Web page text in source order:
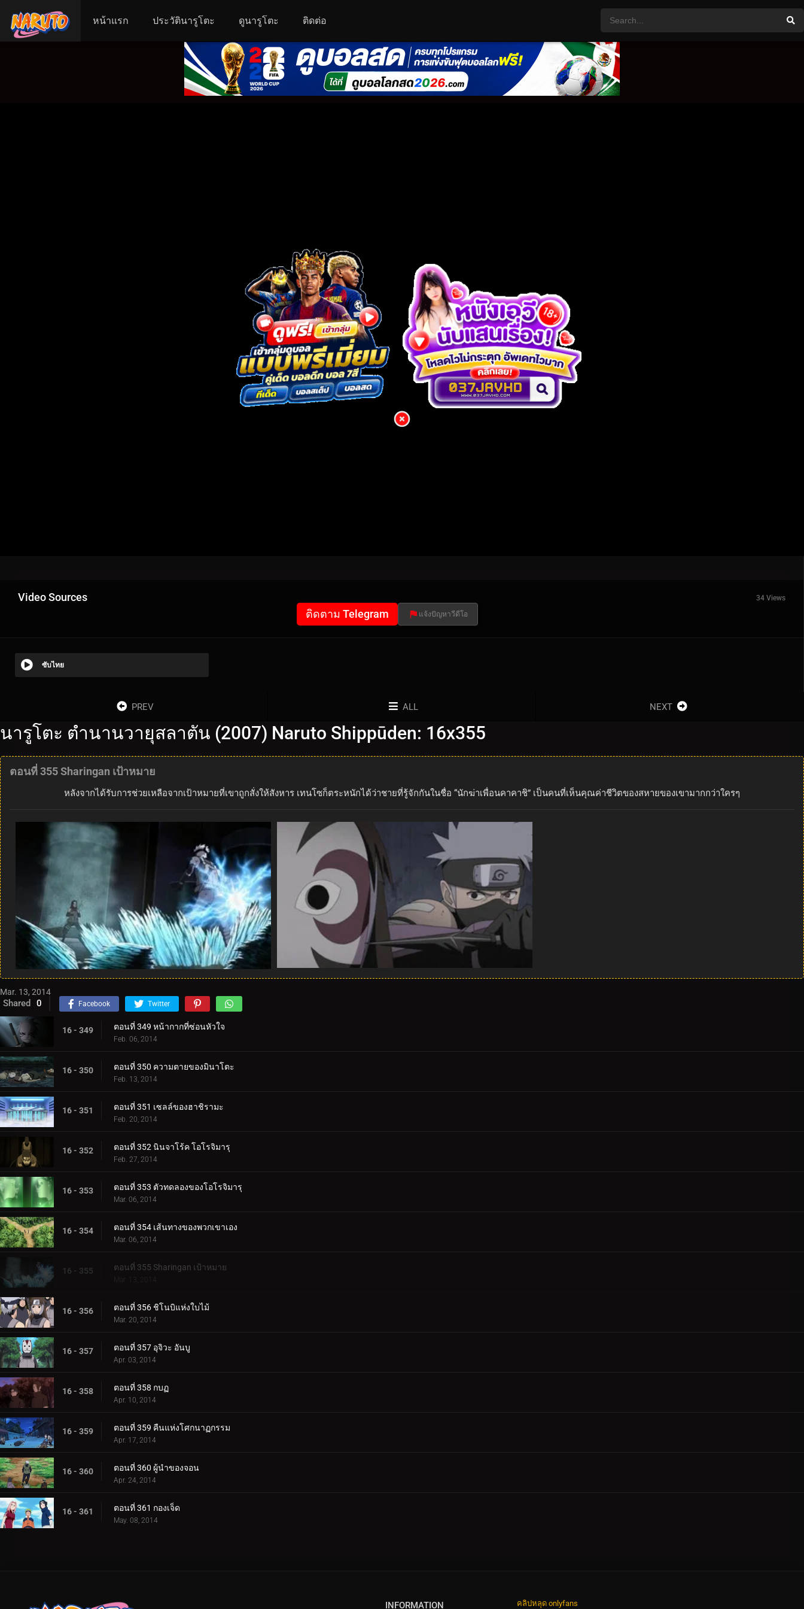
หน้าแรก ประวัตินารูโตะ ดูนารูโตะ ติดต่อ
Video Sources 34 Views
ติดตาม Telegram แจ้งปัญหาวีดีโอ
ซับไทย
PREV ALL NEXT
นารูโตะ ตำนานวายุสลาตัน (2007) Naruto Shippūden: 16x355
ตอนที่ 355 Sharingan เป้าหมาย
หลังจากได้รับการช่วยเหลือจากเป้าหมายที่เขาถูกสั่งให้สังหาร เทนโซก็ตระหนักได้ว่าชายที่รู้จักกันในชื่อ “นักฆ่าเพื่อนคาคาชิ” เป็นคนที่เห็นคุณค่าชีวิตของสหายของเขามากกว่าใครๆ
Mar. 13, 2014
Shared 0 Facebook Twitter
16 - 349 ตอนที่ 349 หน้ากากที่ซ่อนหัวใจ
Feb. 06, 2014
16 - 350 ตอนที่ 350 ความตายของมินาโตะ
Feb. 13, 2014
16 - 351 ตอนที่ 351 เซลล์ของฮาชิรามะ
Feb. 20, 2014
16 - 352 ตอนที่ 352 นินจาโร้ค โอโรจิมารุ
Feb. 27, 2014
16 - 353 ตอนที่ 353 ตัวทดลองของโอโรจิมารุ
Mar. 06, 2014
16 - 354 ตอนที่ 354 เส้นทางของพวกเขาเอง
Mar. 06, 2014
16 - 355 ตอนที่ 355 Sharingan เป้าหมาย
Mar. 13, 2014
16 - 356 ตอนที่ 356 ชิโนบิแห่งใบไม้
Mar. 20, 2014
16 - 357 ตอนที่ 357 อุจิวะ อันบู
Apr. 03, 2014
16 - 358 ตอนที่ 358 กบฏ
Apr. 10, 2014
16 - 359 ตอนที่ 359 คืนแห่งโศกนาฏกรรม
Apr. 17, 2014
16 - 360 ตอนที่ 360 ผู้นำของจอน
Apr. 24, 2014
16 - 361 ตอนที่ 361 กองเจ็ด
May. 08, 2014
INFORMATION
คลิปหลุด onlyfans